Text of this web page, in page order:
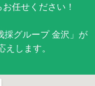
任せください！
採グループ 金沢」が
します。